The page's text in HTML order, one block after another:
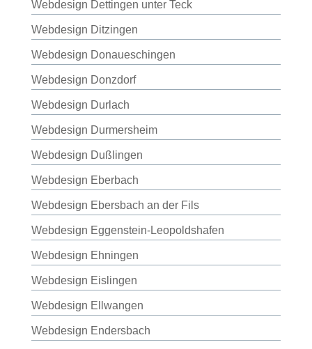
Webdesign Dettingen unter Teck
Webdesign Ditzingen
Webdesign Donaueschingen
Webdesign Donzdorf
Webdesign Durlach
Webdesign Durmersheim
Webdesign Dußlingen
Webdesign Eberbach
Webdesign Ebersbach an der Fils
Webdesign Eggenstein-Leopoldshafen
Webdesign Ehningen
Webdesign Eislingen
Webdesign Ellwangen
Webdesign Endersbach